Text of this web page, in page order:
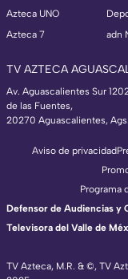
Azteca UNO
Azteca 7
adn
TV AZTECA
Av. Aguascalientes Sur
de las Fuentes,
20270 Aguascalientes, Ags.
TV Azteca, M.R. & ©, TV
Aviso de privacidad
Programa
Defensor de Audiencias y
Televisora del Valle de